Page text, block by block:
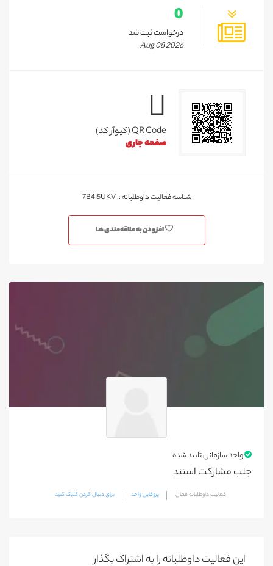
0
درخواست ثبت شد
Aug 08 2026
QR Code (کیوآر کد)
صفحه جاری
شناسه فعالیت داوطلبانه :: 7B4I5UKV
افزودن به علاقه‌مندی ها
واحد سازمانی تایید شده
جلب مشارکت استند
فعالیت داوطلبانه فعال پروفایل واحد برای دنبال کردن کلیک کنید
این فعالیت‌ داوطلبانه را به اشتراک بگذار